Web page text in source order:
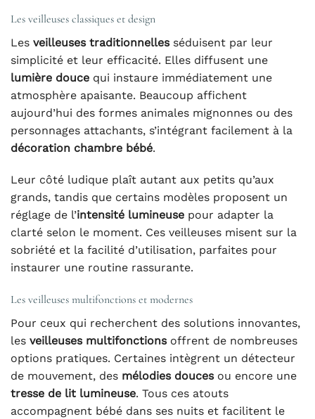
Les veilleuses classiques et design
Les veilleuses traditionnellesséduisent par leur
simplicité et leur efficacité. Elles diffusent une
lumière douce qui instaure immédiatement une
atmosphère apaisante. Beaucoup affichent
aujourd’hui des formes animales mignonnes ou des
personnages attachants, s’intégrant facilement à la
décoration chambre bébé.
Leur côté ludique plaît autant aux petits qu’aux
grands, tandis que certains modèles proposent un
réglage de l’intensité lumineuse pour adapter la
clarté selon le moment. Ces veilleuses misent sur la
sobriété et la facilité d’utilisation, parfaites pour
instaurer une routine rassurante.
Les veilleuses multifonctions et modernes
Pour ceux qui recherchent des solutions innovantes,
les veilleuses multifonctionsoffrent de nombreuses
options pratiques. Certaines intègrent un détecteur
de mouvement, des mélodies doucesou encore une
tresse de lit lumineuse. Tous ces atouts
accompagnent bébé dans ses nuits et facilitent le